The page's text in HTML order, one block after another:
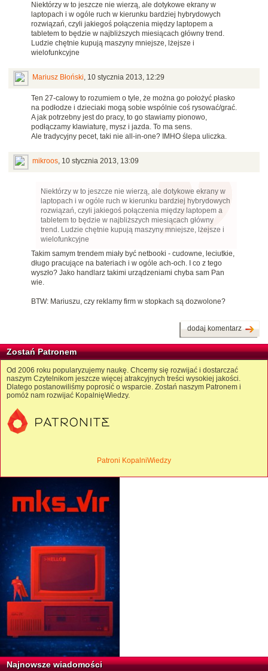
Niektórzy w to jeszcze nie wierzą, ale dotykowe ekrany w
laptopach i w ogóle ruch w kierunku bardziej hybrydowych
rozwiązań, czyli jakiegoś połączenia między laptopem a
tabletem to będzie w najbliższych miesiącach główny trend.
Ludzie chętnie kupują maszyny mniejsze, lżejsze i
wielofunkcyjne
Mariusz Błoński, 10 stycznia 2013, 12:29
Ten 27-calowy to rozumiem o tyle, że można go położyć płasko
na podłodze i dzieciaki mogą sobie wspólnie coś rysować/grać.
A jak potrzebny jest do pracy, to go stawiamy pionowo,
podłączamy klawiaturę, mysz i jazda. To ma sens.
Ale tradycyjny pecet, taki nie all-in-one? IMHO ślepa uliczka.
mikroos, 10 stycznia 2013, 13:09
Niektórzy w to jeszcze nie wierzą, ale dotykowe ekrany w
laptopach i w ogóle ruch w kierunku bardziej hybrydowych
rozwiązań, czyli jakiegoś połączenia między laptopem a
tabletem to będzie w najbliższych miesiącach główny
trend. Ludzie chętnie kupują maszyny mniejsze, lżejsze i
wielofunkcyjne
Takim samym trendem miały być netbooki - cudowne, leciutkie,
długo pracujące na bateriach i w ogóle ach-och. I co z tego
wyszło? Jako handlarz takimi urządzeniami chyba sam Pan
wie.
BTW: Mariuszu, czy reklamy firm w stopkach są dozwolone?
dodaj komentarz
Zostań Patronem
Od 2006 roku popularyzujemy naukę. Chcemy się rozwijać i dostarczać
naszym Czytelnikom jeszcze więcej atrakcyjnych treści wysokiej jakości.
Dlatego postanowiliśmy poprosić o wsparcie. Zostań naszym Patronem i
pomóż nam rozwijać KopalnięWiedzy.
Patroni KopalniWiedzy
Najnowsze wiadomości